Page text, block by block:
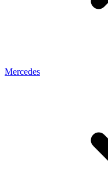
Mercedes